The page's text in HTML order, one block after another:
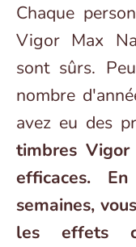
Chaque
Vigor Max
sont sûrs.
nombre
avez eu des
timbres
efficaces.
semaines,
les effets